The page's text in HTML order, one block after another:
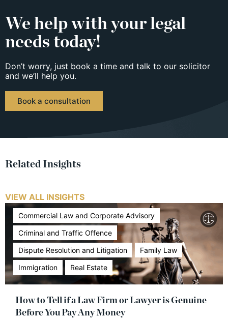
We help with your legal
needs today!
Don’t worry, just book a time and talk to our solicitor
and we’ll help you.
Book a consultation
Related Insights
VIEW ALL INSIGHTS
Commercial Law and Corporate Advisory
Criminal and Traffic Offence
Dispute Resolution and Litigation
Family Law
Immigration
Real Estate
How to Tell if a Law Firm or Lawyer is Genuine
Before You Pay Any Money